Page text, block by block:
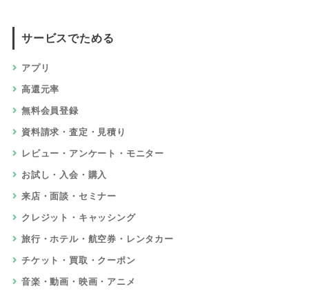
サービスでためる
アプリ
高還元率
無料会員登録
資料請求・査定・見積り
レビュー・アンケート・モニター
お試し・入会・購入
来店・面談・セミナー
クレジット・キャッシング
旅行・ホテル・航空券・レンタカー
チケット・買取・クーポン
音楽・動画・映画・アニメ